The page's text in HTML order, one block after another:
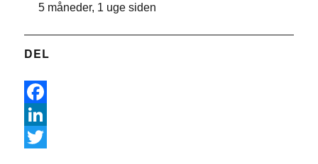
5 måneder, 1 uge siden
DEL
F
a
L